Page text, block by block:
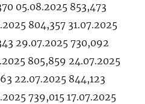
05.08.2025 853,473
804,357 31.07.2025
29.07.2025 730,092
805,859 24.07.2025
22.07.2025 844,123
739,015 17.07.2025